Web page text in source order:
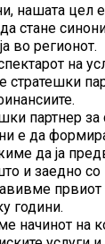
нашата цел
стане
во регионот.
на
партнер за
ни е да
да ја
и заедно
години.
начинот на